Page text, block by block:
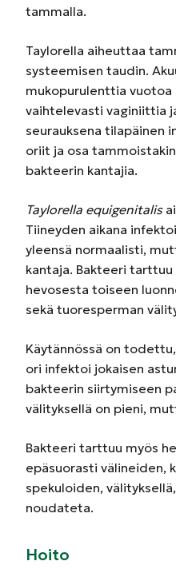
tammalla.
Taylorella aiheuttaa
systeemisen taudin.
mukopurulenttia
vaihtelevasti vaginiittia
seurauksena
oriit ja osa
bakteerin kantajia.
Taylorella equigenitalis
Tiineyden aikana
yleensä normaalisti,
kantaja. Bakteeri
hevosesta toiseen
sekä tuoresperman
Käytännössä on
ori infektoi jokaisen
bakteerin siirtymiseen
välityksellä on pieni,
Bakteeri tarttuu myös
epäsuorasti välineiden,
spekuloiden,
noudateta.
Hoito